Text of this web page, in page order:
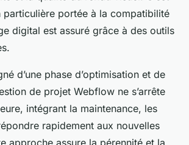
portée à la compatibilité
digital est assuré grâce à des outils
d’une phase d’optimisation et de
de projet Webflow ne s’arrête
intégrant la maintenance, les
rapidement aux nouvelles
approche assure la pérennité et la